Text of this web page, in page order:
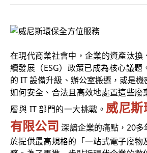
在現代商業社會中，企業的資產汰換
續發展（ESG）政策已成為核心議題
的 IT 設備升級、辦公室搬遷，或是機
如何安全、合法且高效地處置這些廢
層與 IT 部門的一大挑戰。 威尼
有限公司 深諳企業的痛點，20
於提供最高規格的「一站式電子廢物